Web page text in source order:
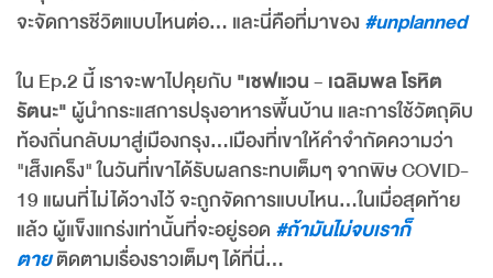
จะจัดการชีวิตแบบไหนต่อ… และนี่คือที่มาของ #unplanned
ใน Ep.2 นี้ เราจะพาไปคุยกับ "เชฟแวน - เฉลิมพล โรหิต
รัตนะ" ผู้นำกระแสการปรุงอาหารพื้นบ้าน และการใช้วัตถุดิบ
ท้องถิ่นกลับมาสู่เมืองกรุง...เมืองที่เขาให้คำจำกัดความว่า
"เส็งเคร็ง" ในวันที่เขาได้รับผลกระทบเต็มๆ จากพิษ COVID-
19 แผนที่ไม่ได้วางไว้ จะถูกจัดการแบบไหน...ในเมื่อสุดท้าย
แล้ว ผู้แข็งแกร่งเท่านั้นที่จะอยู่รอด #ถ้ามันไม่จบเราก็
ตายติดตามเรื่องราวเต็มๆ ได้ที่นี่…